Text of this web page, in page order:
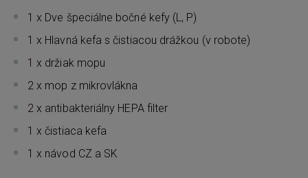
1 x Dve špeciálne bočné kefy (L, P)
1 x Hlavná kefa s čistiacou drážkou (v robote)
1 x držiak mopu
2 x mop z mikrovlákna
2 x antibakteriálny HEPA filter
1 x čistiaca kefa
1 x návod CZ a SK